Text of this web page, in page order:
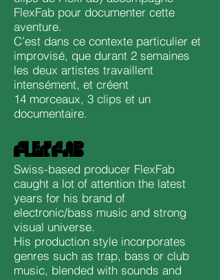
FlexFab pour documenter cette
aventure.
C’est dans ce contexte particulier et
improvisé, que durant 2 semaines
les deux artistes travaillent
intensément, et créent
14 morceaux, 3 clips et un
documentaire.
FLEXFAB
Swiss-based producer FlexFab
caught a lot of attention the latest
years for his brand of
electronic/bass music and strong
visual universe.
His production style incorporates
genres such as trap, bass or club
music, blended with sounds and